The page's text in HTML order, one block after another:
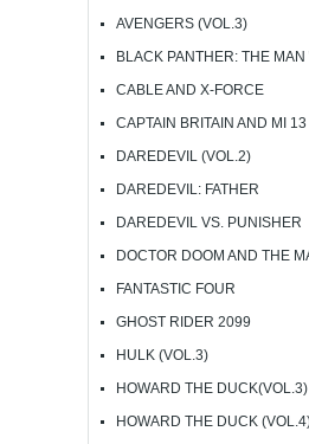
AVENGERS (VOL.3)
BLACK PANTHER: THE
CABLE AND X-FORCE
CAPTAIN BRITAIN AND MI 13
DAREDEVIL (VOL.2)
DAREDEVIL: FATHER
DAREDEVIL VS. PUNISHER
DOCTOR DOOM AND THE
FANTASTIC FOUR
GHOST RIDER 2099
HULK (VOL.3)
HOWARD THE DUCK(VOL.3)
HOWARD THE DUCK